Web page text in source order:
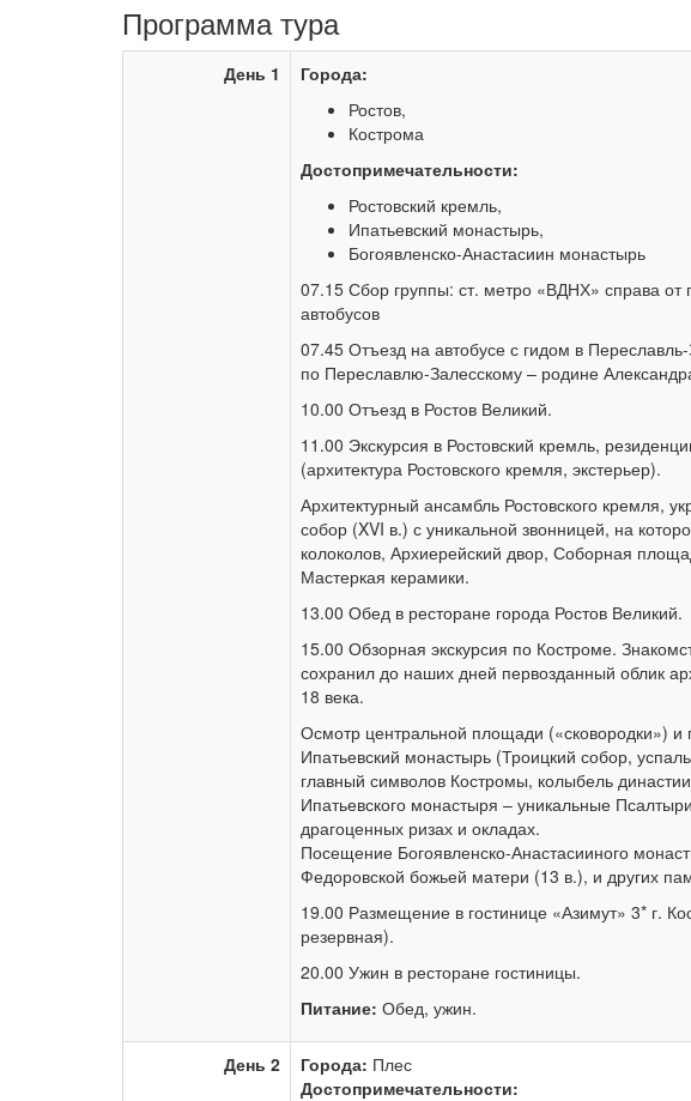
Программа тура
День 1
Города:
Ростов,
Кострома
Достопримечательности:
Ростовский кремль,
Ипатьевский монастырь,
Богоявленско-Анастасиин монастырь
07.15 Сбор группы: ст. метро «ВДНХ» справа от
автобусов
07.45 Отъезд на автобусе с гидом в
по Переславлю-Залесскому – родине
10.00 Отъезд в Ростов Великий.
11.00 Экскурсия в Ростовский кремль,
(архитектура Ростовского кремля, экстерьер).
Архитектурный ансамбль Ростовского кремля,
собор (XVI в.) с уникальной звонницей, на
колоколов, Архиерейский двор, Соборная
Мастеркая керамики.
13.00 Обед в ресторане города Ростов Великий.
15.00 Обзорная экскурсия по Костроме.
сохранил до наших дней первозданный облик
18 века.
Осмотр центральной площади («сковородки») и
Ипатьевский монастырь (Троицкий собор,
главный символов Костромы, колыбель
Ипатьевского монастыря – уникальные
драгоценных ризах и окладах.
Посещение Богоявленско-Анастасииного
Федоровской божьей матери (13 в.), и других
19.00 Размещение в гостинице «Азимут» 3* г.
резервная).
20.00 Ужин в ресторане гостиницы.
Питание: Обед, ужин.
День 2 Города: Плес
Достопримечательности: